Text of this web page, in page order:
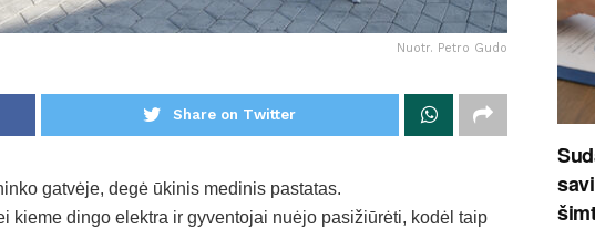
Nuotr. Petro Gudo
Share on Twitter
gatvėje, degė ūkinis medinis pastatas.
kieme dingo elektra ir gyventojai nuėjo pasižiūrėti, kodėl taip